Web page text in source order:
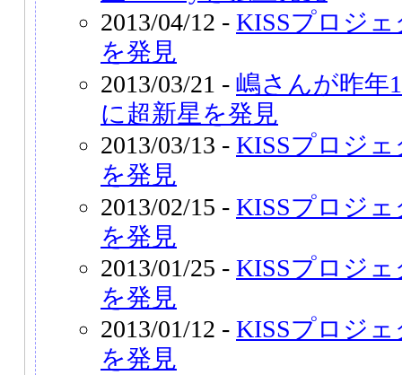
2013/04/12 - KISSプロジェ
を発見
2013/03/21 - 嶋さんが昨年
に超新星を発見
2013/03/13 - KISSプロジェ
を発見
2013/02/15 - KISSプロジ
を発見
2013/01/25 - KISSプロジェ
を発見
2013/01/12 - KISSプロジ
を発見